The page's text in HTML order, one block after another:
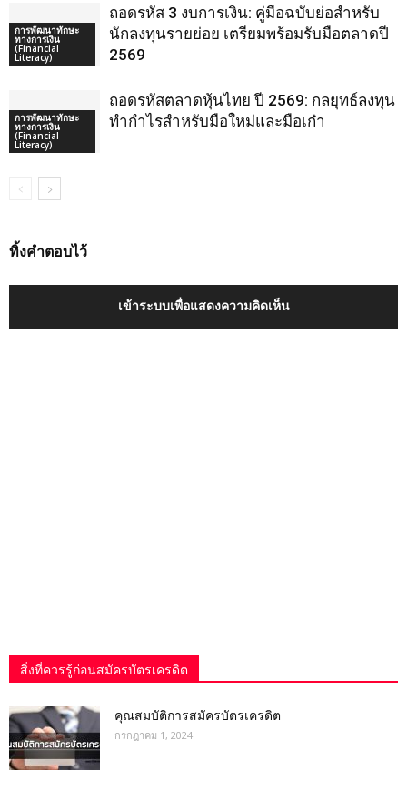
การพัฒนาทักษะ
ทางการเงิน
(Financial
Literacy)
ถอดรหัส 3 งบการเงิน: คู่มือฉบับย่อสำหรับ
นักลงทุนรายย่อย เตรียมพร้อมรับมือตลาดปี
2569
การพัฒนาทักษะ
ทางการเงิน
(Financial
Literacy)
ถอดรหัสตลาดหุ้นไทย ปี 2569: กลยุทธ์ลงทุน
ทำกำไรสำหรับมือใหม่และมือเก๋า
ทิ้งคำตอบไว้
เข้าระบบเพื่อแสดงความคิดเห็น
สิ่งที่ควรรู้ก่อนสมัครบัตรเครดิต
คุณสมบัติการสมัครบัตรเครดิต
กรกฎาคม 1, 2024